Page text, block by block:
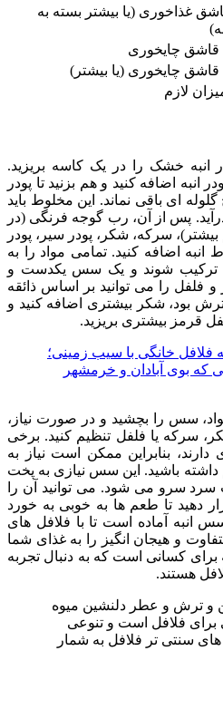
قاشق غذاخوری (یا بیشتر بسته به
لازم
انبه خشک را در یک کاسه بریزید.
اضافه کنید و هم بزنید تا پودر
ای باقی نماند. این مخلوط باید
پس از آن، رب گوجه فرنگی (در
سرکه، شکر، پودر سیر، پودر
اضافه کنید. تمامی مواد را به
هم ترکیب شوند و یک سس یکدست و
فلفل را می توانید بر اساس ذائقه
ترش بود، شکر بیشتری اضافه کنید و
قرمز بیشتری بریزید.
فلافل خانگی با سیب‌ زمینی؛
که بوی آبادان و خرمشهر
سس را بچشید و در صورت نیاز،
سرکه یا فلفل تنظیم کنید. برخی
دارند، بنابراین ممکن است نیاز به
باشید. این سس نیازی به پخت
سرو می شود. می توانید آن را
دهید تا طعم ها به خوبی به خورد
آماده است تا با فلافل های
و هیجان انگیز را به غذای شما
کسانی است که به دنبال تجربه
هستند.
و ترش و عطر دلنشین میوه
برای فلافل است و تنوعی
سنتی تر فلافل به شمار